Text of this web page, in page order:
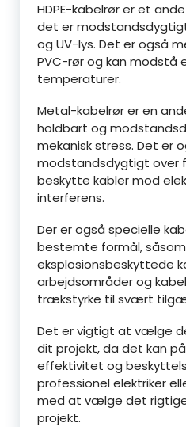
HDPE-kabelrør er et
det er
og UV-lys. Det er også
PVC-rør og kan modstå
temperaturer.
Metal-kabelrør er en
holdbart og
mekanisk stress. Det er
modstandsdygtigt over
beskytte kabler mod
interferens.
Der er også specielle
bestemte formål, såsom
eksplosionsbeskyttede
arbejdsområder og
trækstyrke til svært
Det er vigtigt at vælge
dit projekt, da det kan
effektivitet og
professionel elektriker
med at vælge det
projekt.